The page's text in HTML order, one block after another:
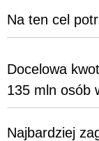
Na ten cel
Docelowa
135 mln osób
Najbardziej